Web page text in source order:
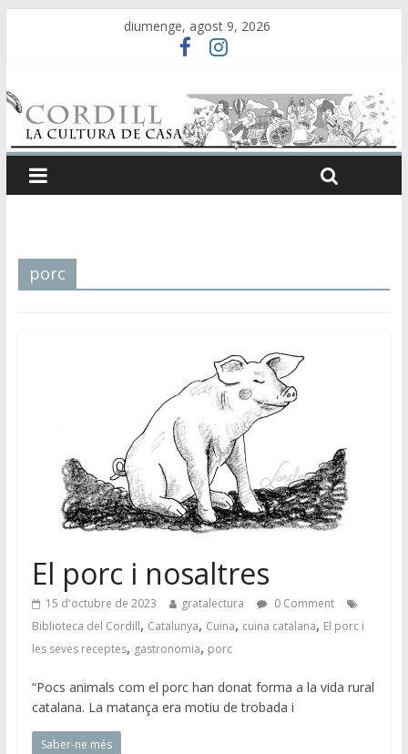
diumenge, agost 9, 2026
porc
El porc i nosaltres
15 d'octubre de 2023 gratalectura
0 Comment
Biblioteca del Cordill, Catalunya, Cuina, cuina catalana, El porc i
les seves receptes, gastronomia, porc
“Pocs animals com el porc han donat forma a la vida rural
catalana. La matança era motiu de trobada i
Saber-ne més